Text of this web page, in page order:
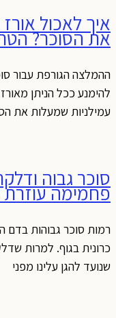
איך לאכול
את הסוכר?
ההמלצה הגורפת עבור
להימנע ככל הניתן
עמילניות שמעלות את
סוכר גבוה
פחמימה עוזרת
רמות סוכר גבוהות בדם
כרונית בגוף. למרות
שנועד להגן עלינו מפני